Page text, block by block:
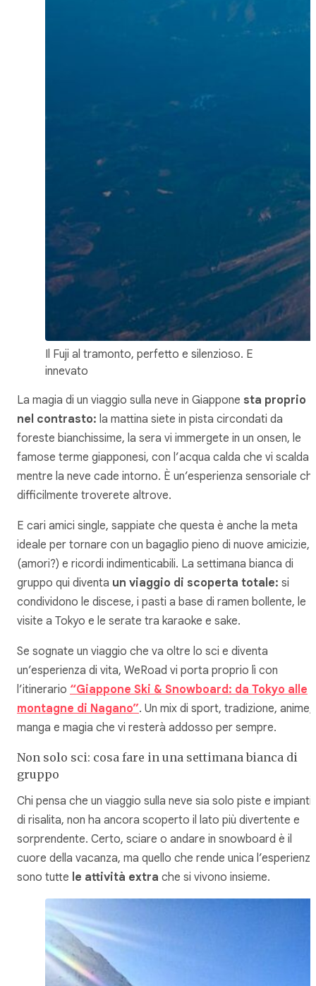
Il Fuji al tramonto, perfetto e silenzioso. E
innevato
La magia di un viaggio sulla neve in Giappone sta proprio
nel contrasto: la mattina siete in pista circondati da
foreste bianchissime, la sera vi immergete in un onsen, le
famose terme giapponesi, con l’acqua calda che vi scalda
mentre la neve cade intorno. È un’esperienza sensoriale
difficilmente troverete altrove.
E cari amici single, sappiate che questa è anche la meta
ideale per tornare con un bagaglio pieno di nuove amicizie,
(amori?) e ricordi indimenticabili. La settimana bianca di
gruppo qui diventa un viaggio di scoperta totale: si
condividono le discese, i pasti a base di ramen bollente, le
visite a Tokyo e le serate tra karaoke e sake.
Se sognate un viaggio che va oltre lo sci e diventa
un’esperienza di vita, WeRoad vi porta proprio lì con
l’itinerario “Giappone Ski & Snowboard: da Tokyo alle
montagne di Nagano”. Un mix di sport, tradizione, anime,
manga e magia che vi resterà addosso per sempre.
Non solo sci: cosa fare in una settimana bianca di
gruppo
Chi pensa che un viaggio sulla neve sia solo piste e impianti
di risalita, non ha ancora scoperto il lato più divertente e
sorprendente. Certo, sciare o andare in snowboard è il
cuore della vacanza, ma quello che rende unica l’esperienza
sono tutte le attività extra che si vivono insieme.